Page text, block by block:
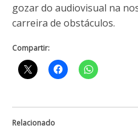
gozar do audiovisual na
carreira de obstáculos.
Compartir:
Relacionado